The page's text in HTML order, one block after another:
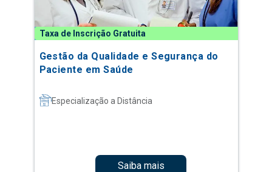
Taxa de Inscrição Gratuita
Gestão da Qualidade e Segurança do
Paciente em Saúde
Especialização a Distância
Saiba mais